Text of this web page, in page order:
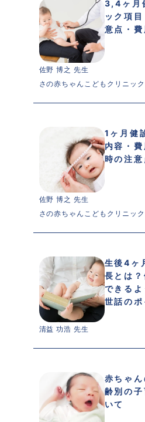
3,4ヶ月
ック項
意点・
佐野 博之 先生
さの赤ちゃんこどもクリニッ
1ヶ月健
内容・
時の注
佐野 博之 先生
さの赤ちゃんこどもクリニッ
生後4ヶ
長とは？
できる
世話の
清益 功浩 先生
赤ちゃ
齢別の
いて